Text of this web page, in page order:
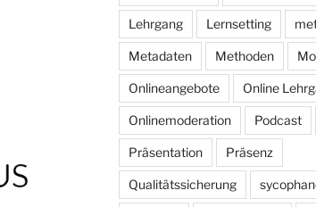
Lehrgang Lernsetting
Metadaten Methoden
Onlineangebote Online
Onlinemoderation Podcast
Präsentation Präsenz
Qualitätssicherung